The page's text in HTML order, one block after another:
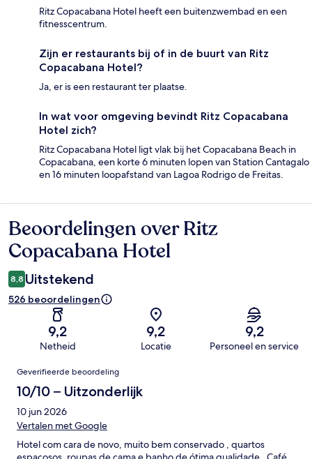
Ritz Copacabana Hotel heeft een buitenzwembad en een
fitnesscentrum.
Zijn er restaurants bij of in de buurt van Ritz
Copacabana Hotel?
Ja, er is een restaurant ter plaatse.
In wat voor omgeving bevindt Ritz Copacabana
Hotel zich?
Ritz Copacabana Hotel ligt vlak bij het Copacabana Beach in
Copacabana, een korte 6 minuten lopen van Station Cantagalo
en 16 minuten loopafstand van Lagoa Rodrigo de Freitas.
Beoordelingen
Beoordelingen over Ritz
Copacabana Hotel
8,8 Uitstekend
526 beoordelingen
9,2
Netheid
9,2
Locatie
9,2
Personeel en service
Beoordelingen
Geverifieerde beoordeling
10/10 – Uitzonderlijk
10 jun 2026
Vertalen met Google
Hotel com cara de novo, muito bem conservado , quartos